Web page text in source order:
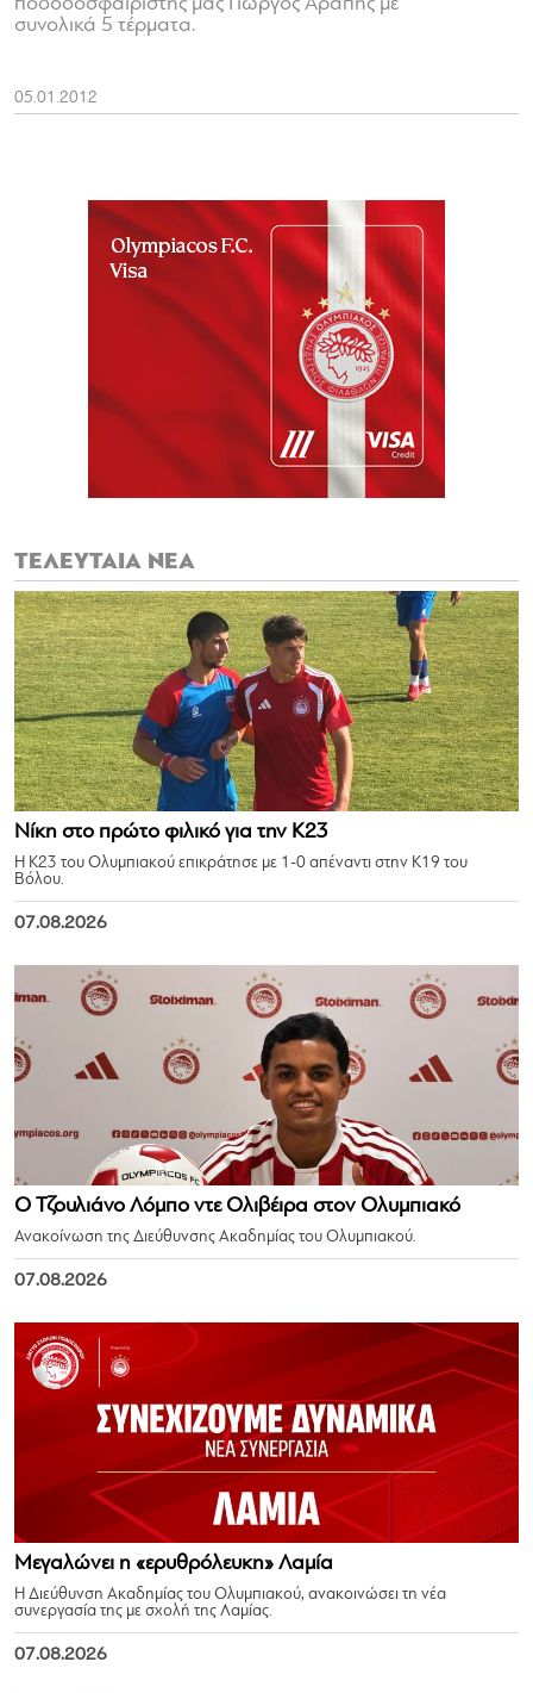
συνολικά 5 τέρματα.
05.01.2012
ΤΕΛΕΥΤΑΙΑ ΝΕΑ
Νίκη στο πρώτο φιλικό για την Κ23
Η Κ23 του Ολυμπιακού επικράτησε με 1-0 απέναντι στην Κ19 του
Βόλου.
07.08.2026
Ο Τζουλιάνο Λόμπο ντε Ολιβέιρα στον Ολυμπιακό
Ανακοίνωση της Διεύθυνσης Ακαδημίας του Ολυμπιακού.
07.08.2026
Μεγαλώνει η «ερυθρόλευκη» Λαμία
Η Διεύθυνση Ακαδημίας του Ολυμπιακού, ανακοινώσει τη νέα
συνεργασία της με σχολή της Λαμίας.
07.08.2026